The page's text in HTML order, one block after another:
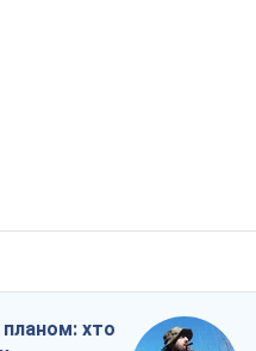
планом: хто